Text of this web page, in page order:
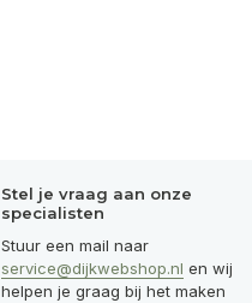
Stel je vraag aan onze
specialisten
Stuur een mail naar
service@dijkwebshop.nl en wij
helpen je graag bij het maken